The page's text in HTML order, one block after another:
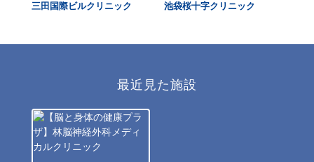
三田国際ビルクリニック 池袋桜十字クリニック
最近見た施設